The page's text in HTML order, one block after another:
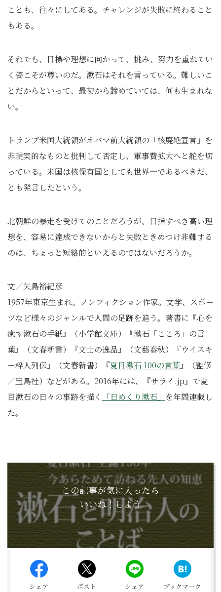
ことも、往々にしてある。チャレンジが失敗に終わること
もある。
それでも、目標や理想に向かって、挑み、努力を重ねてい
く姿こそが尊いのだ。漱石はそれを言っている。難しいこ
とだからといって、最初から諦めていては、何も生まれな
い。
トランプ米国大統領がオバマ前大統領の「核廃絶宣言」を
非現実的なものと批判して否定し、軍事費拡大へと舵を切
っている。米国は核保有国としても世界一であるべきだ、
とも発言したという。
北朝鮮の暴走を受けてのことだろうが、目指すべき高い理
想を、容易に達成できないからと失敗ときめつけ非難する
のは、ちょっと短絡的といえるのではないだろうか。
文／矢島裕紀彦
1957年東京生まれ。ノンフィクション作家。文学、スポー
ツなど様々のジャンルで人間の足跡を追う。著書に『心を
癒す漱石の手紙』（小学館文庫）『漱石「こころ」の言
葉』（文春新書）『文士の逸品』（文藝春秋）『ウイスキ
ー粋人列伝』（文春新書）『夏目漱石 100の言葉』（監修
／宝島社）などがある。2016年には、『サライ.jp』で夏
目漱石の日々の事跡を描く
「日めくり漱石」 を年間連載し
た。
この記事が気に入ったら
いいね！しよう
シェア ポスト シェア ブックマーク